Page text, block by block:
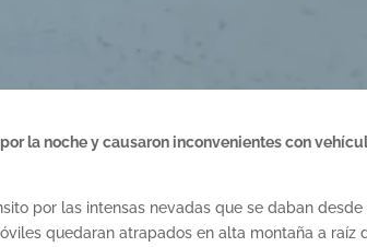
la noche y causaron inconvenientes con
por las intensas nevadas que se daban desde
quedaran atrapados en alta montaña a raíz